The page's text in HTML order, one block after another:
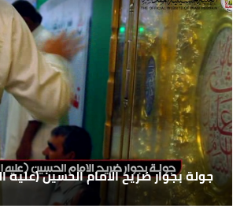
جولة بجوار ضريح الامام الحسين (عليه